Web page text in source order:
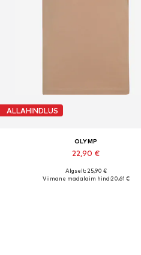
ALLAHINDLUS
OLYMP
22,90 €
Saadaolevad suurused: S, M, XL, XXL
Algselt: 25,90 €
Viimane madalaim hind:20,61 €